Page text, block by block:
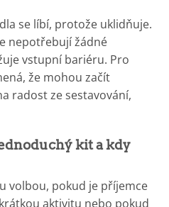
se líbí, protože uklidňuje.
nepotřebují žádné
vstupní bariéru. Pro
že mohou začít
radost ze sestavování,
kit a kdy
volbou, pokud je příjemce
aktivitu nebo pokud